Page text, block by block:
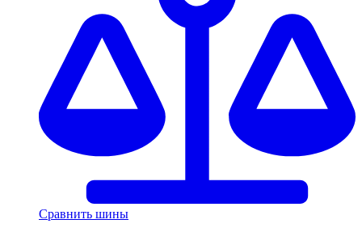
Сравнить шины